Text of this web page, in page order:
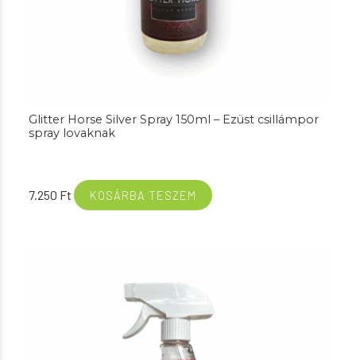
Glitter Horse Silver Spray 150ml – Ezüst csillámpor
spray lovaknak
7.250 Ft KOSÁRBA TESZEM